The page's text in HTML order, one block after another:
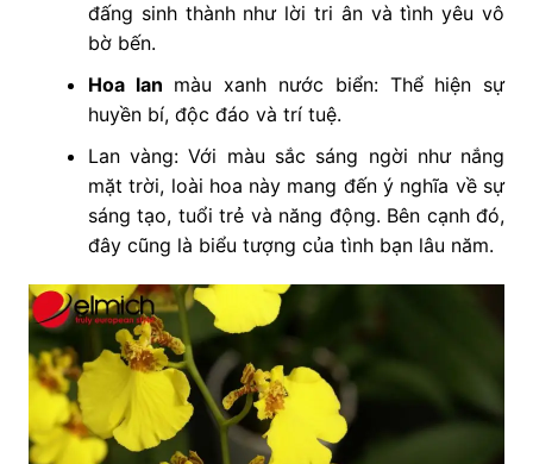
đấng sinh thành như lời tri ân và tình yêu vô
bờ bến.
Hoa lan màu xanh nước biển: Thể hiện sự
huyền bí, độc đáo và trí tuệ.
Lan vàng: Với màu sắc sáng ngời như nắng
mặt trời, loài hoa này mang đến ý nghĩa về sự
sáng tạo, tuổi trẻ và năng động. Bên cạnh đó,
đây cũng là biểu tượng của tình bạn lâu năm.